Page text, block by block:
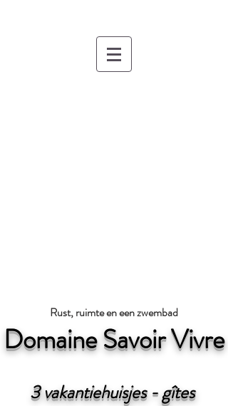
Rust, ruimte en een zwembad
Domaine Savoir Vivre
3 vakantiehuisjes - gîtes